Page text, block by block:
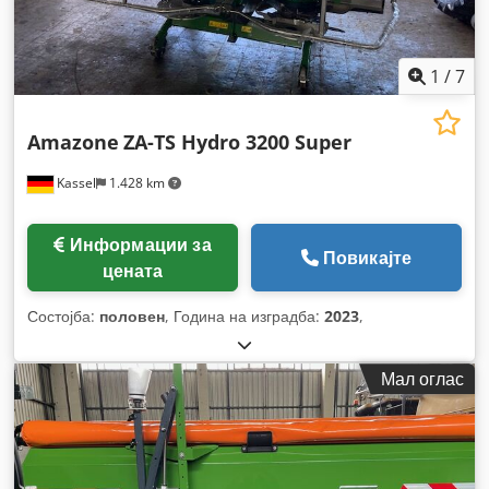
1 /7
Kassel 1.428 km
Amazone ZA-TS Hydro 3200 Super
цената
Повикајте
Состојба: половен, Година на изградба: 2023,
Мал оглас